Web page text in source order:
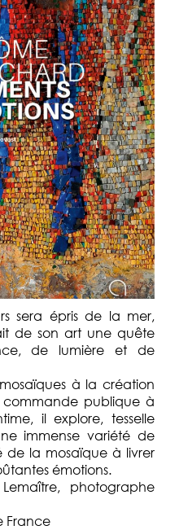
sera épris de la mer,
de son art une quête
de lumière et de
à la création
publique à
il explore, tesselle
immense variété de
la mosaïque à livrer
émotions.
photographe
France